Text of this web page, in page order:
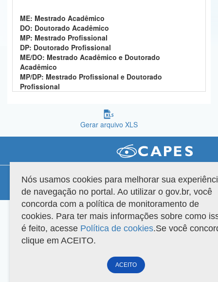
Advocacia-Geral da União
Banco Central do Brasil
Planalto
ME: Mestrado Acadêmico
DO: Doutorado Acadêmico
MP: Mestrado Profissional
DP: Doutorado Profissional
ME/DO: Mestrado Acadêmico e Doutorado
Acadêmico
MP/DP: Mestrado Profissional e Doutorado
Profissional
Gerar arquivo XLS
Versão do sistema: 3.88.9 Copyright 2022 Capes. Todos os direitos reservados.
Nós usamos cookies para melhorar sua
de navegação no portal. Ao utilizar o gov.br, você
concorda com a política de monitoramento de
cookies. Para ter mais informações sobre como
é feito, acesse Política de cookies.Se você
clique em ACEITO.
ACEITO